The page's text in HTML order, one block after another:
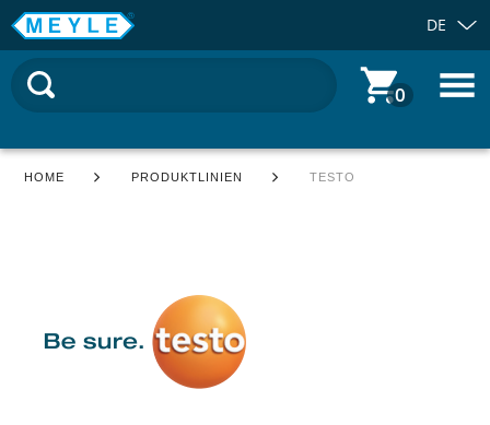
DE
0
HOME PRODUKTLINIEN TESTO